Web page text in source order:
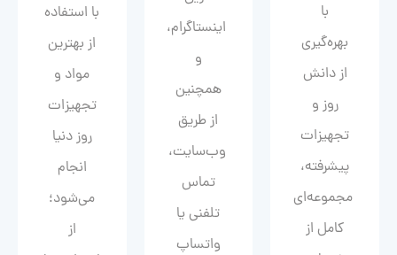
با
بهره‌گیری
از دانش
روز و
تجهیزات
پیشرفته،
مجموعه‌ای
کامل از
اینستاگرام،
و
همچنین
از طریق
وب‌سایت،
تماس
تلفنی یا
واتساپ
با استفاده
از بهترین
مواد و
تجهیزات
روز دنیا
انجام
می‌شود؛
از